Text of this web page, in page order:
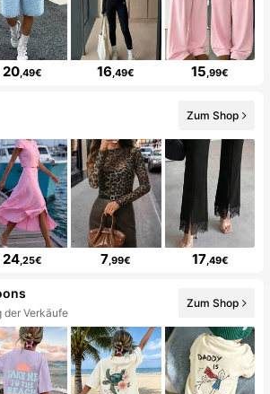
20,49€ 16,49€ 15,99€
Zum Shop
24,25€ 7,99€ 17,49€
der Verkäufe
Zum Shop